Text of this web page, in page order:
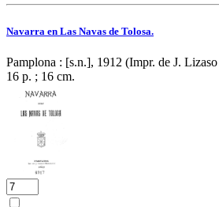
Navarra en Las Navas de Tolosa.
Pamplona : [s.n.], 1912 (Impr. de J.
16 p. ; 16 cm.